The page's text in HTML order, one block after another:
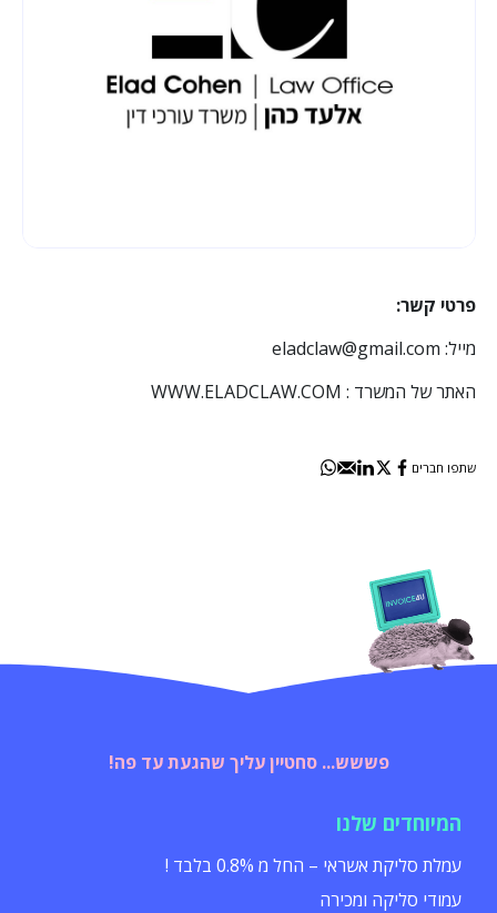
פרטי קשר:
מייל: eladclaw@gmail.com
האתר של המשרד : WWW.ELADCLAW.COM
שתפו חברים
פששש... סחטיין עליך שהגעת עד פה!
המיוחדים שלנו
עמלת סליקת אשראי – החל מ 0.8% בלבד !
עמודי סליקה ומכירה